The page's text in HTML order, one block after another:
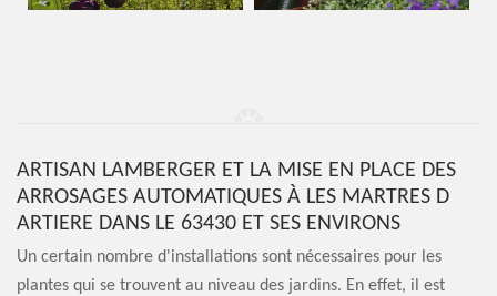
ARTISAN LAMBERGER ET LA MISE EN PLACE DES
ARROSAGES AUTOMATIQUES À LES MARTRES D
ARTIERE DANS LE 63430 ET SES ENVIRONS
Un certain nombre d'installations sont nécessaires pour les
plantes qui se trouvent au niveau des jardins. En effet, il est